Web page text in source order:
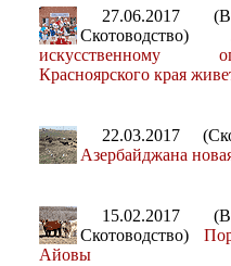
27.06.2017
Скотоводство)
искусственному
Красноярского края
22.03.2017
Азербайджана
15.02.2017
Скотоводство)
Айовы